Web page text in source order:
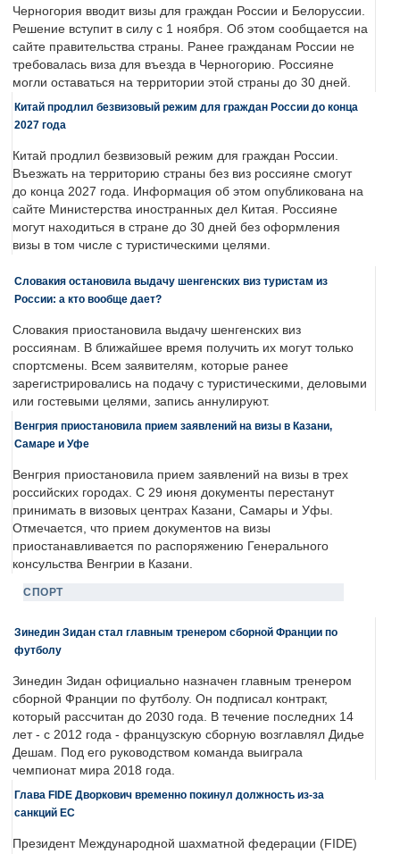
Черногория вводит визы для граждан России и Белоруссии.
Решение вступит в силу с 1 ноября. Об этом сообщается на
сайте правительства страны. Ранее гражданам России не
требовалась виза для въезда в Черногорию. Россияне
могли оставаться на территории этой страны до 30 дней.
Китай продлил безвизовый режим для граждан России до конца
2027 года
Китай продлил безвизовый режим для граждан России.
Въезжать на территорию страны без виз россияне смогут
до конца 2027 года. Информация об этом опубликована на
сайте Министерства иностранных дел Китая. Россияне
могут находиться в стране до 30 дней без оформления
визы в том числе с туристическими целями.
Словакия остановила выдачу шенгенских виз туристам из
России: а кто вообще дает?
Словакия приостановила выдачу шенгенских виз
россиянам. В ближайшее время получить их могут только
спортсмены. Всем заявителям, которые ранее
зарегистрировались на подачу с туристическими, деловыми
или гостевыми целями, запись аннулируют.
Венгрия приостановила прием заявлений на визы в Казани,
Самаре и Уфе
Венгрия приостановила прием заявлений на визы в трех
российских городах. С 29 июня документы перестанут
принимать в визовых центрах Казани, Самары и Уфы.
Отмечается, что прием документов на визы
приостанавливается по распоряжению Генерального
консульства Венгрии в Казани.
СПОРТ
Зинедин Зидан стал главным тренером сборной Франции по
футболу
Зинедин Зидан официально назначен главным тренером
сборной Франции по футболу. Он подписал контракт,
который рассчитан до 2030 года. В течение последних 14
лет - с 2012 года - французскую сборную возглавлял Дидье
Дешам. Под его руководством команда выиграла
чемпионат мира 2018 года.
Глава FIDE Дворкович временно покинул должность из-за
санкций ЕС
Президент Международной шахматной федерации (FIDE)